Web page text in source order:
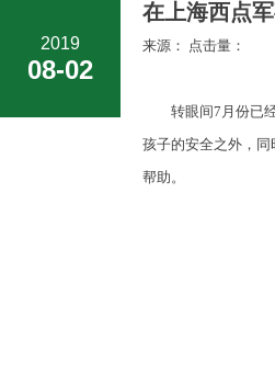
2019
08-02
在上海西点
来源： 点击量：
转眼间7月份已经
孩子的安全之外，
帮助。